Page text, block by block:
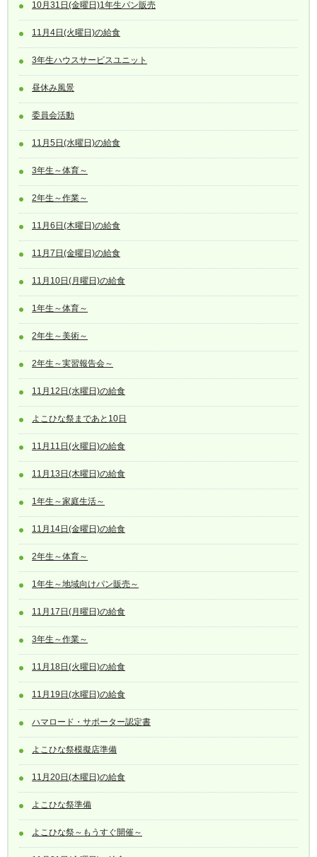
10月31日(金曜日)1年生パン販売
11月4日(火曜日)の給食
3年生ハウスサービスユニット
昼休み風景
委員会活動
11月5日(水曜日)の給食
3年生～体育～
2年生～作業～
11月6日(木曜日)の給食
11月7日(金曜日)の給食
11月10日(月曜日)の給食
1年生～体育～
2年生～美術～
2年生～実習報告会～
11月12日(水曜日)の給食
よこひな祭まであと10日
11月11日(火曜日)の給食
11月13日(木曜日)の給食
1年生～家庭生活～
11月14日(金曜日)の給食
2年生～体育～
1年生～地域向けパン販売～
11月17日(月曜日)の給食
3年生～作業～
11月18日(火曜日)の給食
11月19日(水曜日)の給食
ハマロード・サポーター認定書
よこひな祭模擬店準備
11月20日(木曜日)の給食
よこひな祭準備
よこひな祭～もうすぐ開催～